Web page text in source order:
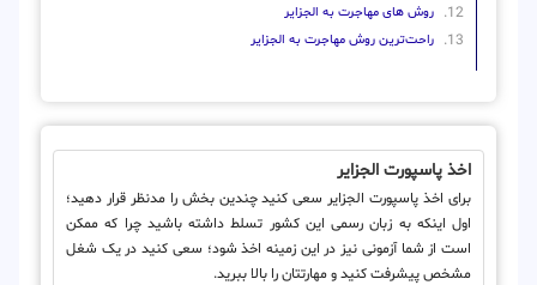
روش‌ های مهاجرت به الجزایر
راحت‌ترین روش مهاجرت به الجزایر
اخذ پاسپورت الجزایر
برای اخذ پاسپورت الجزایر سعی کنید چندین بخش را مدنظر قرار دهید؛
اول اینکه به زبان رسمی این کشور تسلط داشته باشید چرا که ممکن
است از شما آزمونی نیز در این زمینه اخذ شود؛ سعی کنید در یک شغل
مشخص پیشرفت کنید و مهارتتان را بالا ببرید.